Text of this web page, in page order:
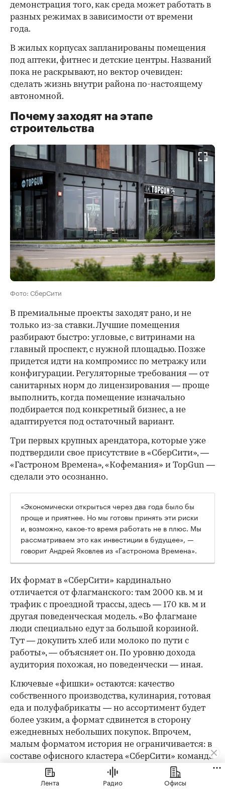
демонстрация того, как среда может работать в
разных режимах в зависимости от времени
года.
В жилых корпусах запланированы помещения
под аптеки, фитнес и детские центры. Названий
пока не раскрывают, но вектор очевиден:
сделать жизнь внутри района по-настоящему
автономной.
Почему заходят на этапе
строительства
Фото: СберСити
В премиальные проекты заходят рано, и не
только из-за ставки. Лучшие помещения
разбирают быстро: угловые, с витринами на
главный проспект, с нужной площадью. Позже
придется идти на компромисс по метражу или
конфигурации. Регуляторные требования — от
санитарных норм до лицензирования — проще
выполнить, когда помещение изначально
подбирается под конкретный бизнес, а не
адаптируется под остаточный вариант.
Три первых крупных арендатора, которые уже
подтвердили свое присутствие в «СберСити», —
«Гастроном Времена», «Кофемания» и TopGun —
сделали это осознанно.
«Экономически открыться через два года было бы
проще и приятнее. Но мы готовы принять эти риски
и, возможно, какое-то время работать не в плюс. Мы
рассматриваем это как инвестиции в будущее», —
говорит Андрей Яковлев из «Гастронома Времена».
Их формат в «СберСити» кардинально
отличается от флагманского: там 2000 кв. м и
трафик с проездной трассы, здесь — 170 кв. м и
другая поведенческая модель. «Во флагмане
люди специально едут за большой корзиной.
Тут — докупить хлеб или молоко по пути с
работы», — объясняет он. По уровню дохода
аудитория похожая, но поведенчески — иная.
Ключевые «фишки» остаются: качество
собственного производства, кулинария, готовая
еда и полуфабрикаты — но ассортимент будет
более узким, а формат сдвинется в сторону
ежедневных небольших покупок. Впрочем,
малым форматом история не ограничивается: в
составе офисного кластера «СберСити» команда
планирует открыть флагманский магазин
площадью 2000 кв. м.
Лента Радио Офисы